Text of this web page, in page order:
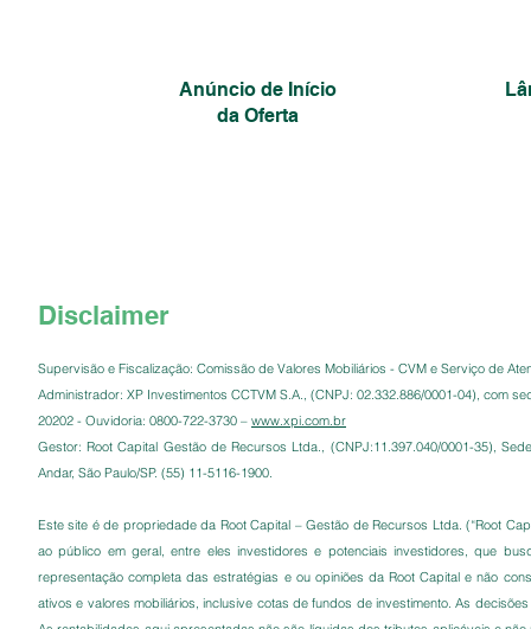
Anúncio de Início
da Oferta
Disclaimer
Supervisão e Fiscalização: Comissão de Valores Mobiliários - CVM e Serviço de
Administrador: XP Investimentos CCTVM S.A., (CNPJ: 02.332.886/0001-04), com
20202 - Ouvidoria: 0800-722-3730 – www.xpi.com.br
Gestor: Root Capital Gestão de Recursos Ltda., (CNPJ:11.397.040/0001-35),
Andar, São Paulo/SP. (55) 11-5116-1900.
Este site é de propriedade da Root Capital – Gestão de Recursos Ltda. (“Root
ao público em geral, entre eles investidores e potenciais investidores, que
representação completa das estratégias e ou opiniões da Root Capital e não
ativos e valores mobiliários, inclusive cotas de fundos de investimento. As